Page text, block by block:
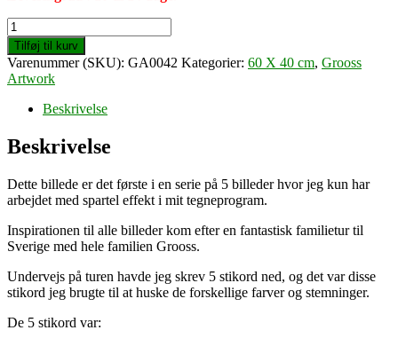
Watching
the
sunset
(60
X
antal
Tilføj til kurv
Varenummer (SKU): GA0042 Kategorier: 60 X 40 cm, Grooss
Artwork
Beskrivelse
Beskrivelse
Dette billede er det første i en serie på 5 billeder hvor jeg kun har
arbejdet med spartel effekt i mit tegneprogram.
Inspirationen til alle billeder kom efter en fantastisk familietur til
Sverige med hele familien Grooss.
Undervejs på turen havde jeg skrev 5 stikord ned, og det var disse
stikord jeg brugte til at huske de forskellige farver og stemninger.
De 5 stikord var: